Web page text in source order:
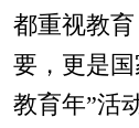
都重视教
要，更是
教育年”活